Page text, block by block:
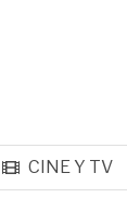
CINE Y TV